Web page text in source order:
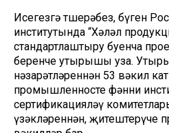
Исегезгә төшерәбез, бүген
институтында “Хәләл
стандартлаштыру буенча
беренче утырышы уза.
нәзарәтләреннән 53 вәкил
промышленносте фәнни
сертификацияләү
үзәкләреннән, җитештерүче